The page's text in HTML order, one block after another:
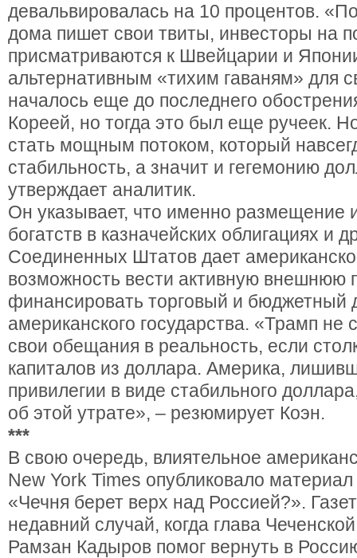
девальвировалась на 10 процентов.
дома пишет свои твиты, инвесторы на
присматриваются к Швейцарии и
альтернативным «тихим гаваням» для
началось еще до последнего
Кореей, но тогда это был еще ручеек.
стать мощным потоком, который
стабильность, а значит и гегемонию
утверждает аналитик.
Он указывает, что именно размещение
богатств в казначейских облигациях и
Соединенных Штатов дает
возможность вести активную внешнюю
финансировать торговый и бюджетный
американского государства. «Трамп не
свои обещания в реальность, если
капиталов из доллара. Америка,
привилегии в виде стабильного
об этой утрате», – резюмирует Коэн.
***
В свою очередь, влиятельное
New York Times опубликовало
«Чечня берет верх над Россией?».
недавний случай, когда глава
Рамзан Кадыров помог вернуть в